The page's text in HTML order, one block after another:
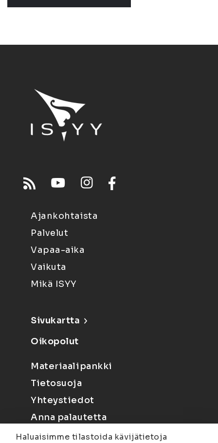
Ajankohtaista
Palvelut
Vapaa-aika
Vaikuta
Mikä ISYY
Sivukartta
Oikopolut
Materiaalipankki
Tietosuoja
Yhteystiedot
Anna palautetta
Haluaisimme tilastoida kävijätietoja